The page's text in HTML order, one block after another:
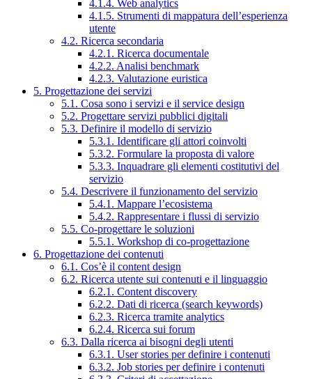
4.1.4. Web analytics
4.1.5. Strumenti di mappatura dell’esperienza
utente
4.2. Ricerca secondaria
4.2.1. Ricerca documentale
4.2.2. Analisi benchmark
4.2.3. Valutazione euristica
5. Progettazione dei servizi
5.1. Cosa sono i servizi e il service design
5.2. Progettare servizi pubblici digitali
5.3. Definire il modello di servizio
5.3.1. Identificare gli attori coinvolti
5.3.2. Formulare la proposta di valore
5.3.3. Inquadrare gli elementi costitutivi del
servizio
5.4. Descrivere il funzionamento del servizio
5.4.1. Mappare l’ecosistema
5.4.2. Rappresentare i flussi di servizio
5.5. Co-progettare le soluzioni
5.5.1. Workshop di co-progettazione
6. Progettazione dei contenuti
6.1. Cos’è il content design
6.2. Ricerca utente sui contenuti e il linguaggio
6.2.1. Content discovery
6.2.2. Dati di ricerca (search keywords)
6.2.3. Ricerca tramite analytics
6.2.4. Ricerca sui forum
6.3. Dalla ricerca ai bisogni degli utenti
6.3.1. User stories per definire i contenuti
6.3.2. Job stories per definire i contenuti